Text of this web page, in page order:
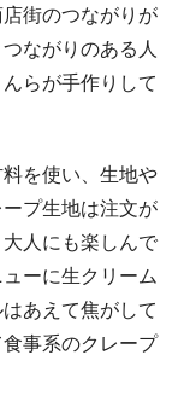
街のつながりが
ながりのある人
らが手作りして
を使い、生地や
プ生地は注文が
人にも楽しんで
ーに生クリーム
あえて焦がして
事系のクレープ